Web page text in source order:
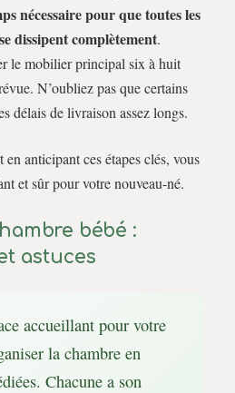
nécessaire pour que toutes les
dissipent complètement.
le mobilier principal six à huit
N’oubliez pas que certains
délais de livraison assez longs.
anticipant ces étapes clés, vous
et sûr pour votre nouveau-né.
bébé :
astuces
accueillant pour votre
la chambre en
Chacune a son